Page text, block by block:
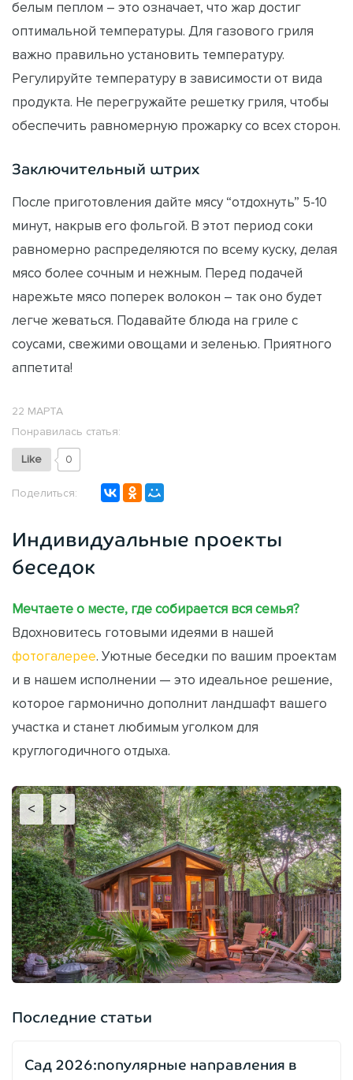
белым пеплом – это означает, что жар достиг
оптимальной температуры. Для газового гриля
важно правильно установить температуру.
Регулируйте температуру в зависимости от вида
продукта. Не перегружайте решетку гриля, чтобы
обеспечить равномерную прожарку со всех сторон.
Заключительный штрих
После приготовления дайте мясу “отдохнуть” 5-10
минут, накрыв его фольгой. В этот период соки
равномерно распределяются по всему куску, делая
мясо более сочным и нежным. Перед подачей
нарежьте мясо поперек волокон – так оно будет
легче жеваться. Подавайте блюда на гриле с
соусами, свежими овощами и зеленью. Приятного
аппетита!
22 МАРТА
Понравилась статья:
Like 0
Поделиться:
Индивидуальные проекты
беседок
Мечтаете о месте, где собирается вся семья?
Вдохновитесь готовыми идеями в нашей
фотогалерее. Уютные беседки по вашим проектам
и в нашем исполнении — это идеальное решение,
которое гармонично дополнит ландшафт вашего
участка и станет любимым уголком для
круглогодичного отдыха.
< >
Последние статьи
Сад 2026:популярные направления в